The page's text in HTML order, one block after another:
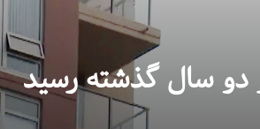
دو سال گذشته رسید